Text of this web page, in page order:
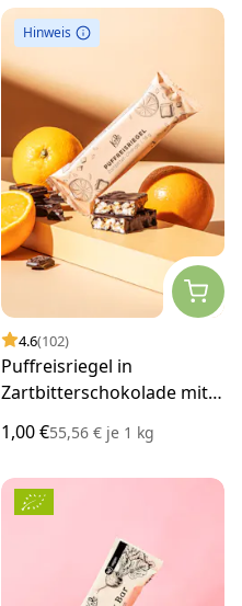
Hinweis
4.6(102)
Puffreisriegel in
Zartbitterschokolade mit
1,00 €55,56 € je 1 kg